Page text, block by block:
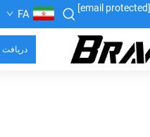
[email protected]
FA
دریافت